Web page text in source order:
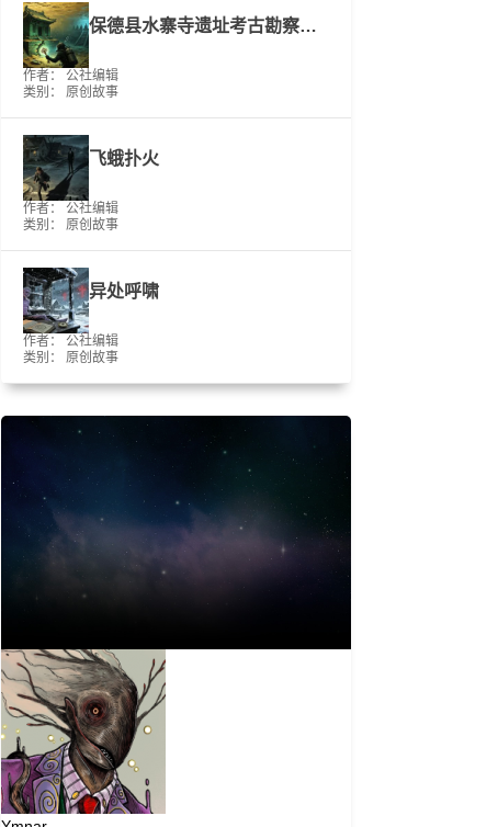
保德县水寨寺遗址考古勘察工作报告
作者： 公社编辑
类别：
原创故事
飞蛾扑火
作者： 公社编辑
类别：
原创故事
异处呼啸
作者： 公社编辑
类别：
原创故事